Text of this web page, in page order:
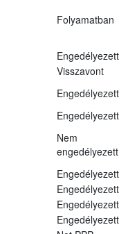
Folyamatban
Engedélyezett
Visszavont
Engedélyezett
Engedélyezett
Nem
engedélyezett
Engedélyezett
Engedélyezett
Engedélyezett
Engedélyezett